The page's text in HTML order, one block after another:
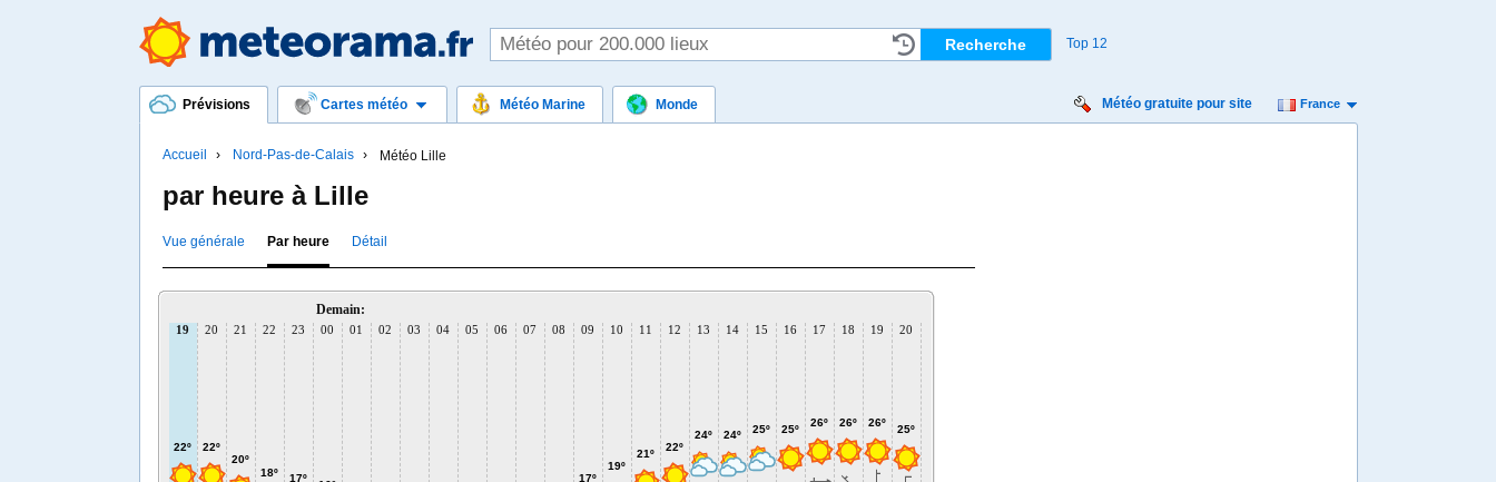
Top 12
Prévisions Cartes météo Météo Marine Monde Météo gratuite pour site France
Accueil Nord-Pas-de-Calais Météo Lille
par heure à Lille
Vue générale Par heure Détail
19
22º
20
22º
21
20º
22
18º
23
17º
Demain:
00 01 02 03 04 05 06 07 08 09
17º
10
19º
11
21º
12
22º
13
24º
14
24º
15
25º
16
25º
17
26º
18
26º
19
26º
20
25º